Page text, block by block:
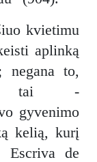
kvietimu
aplinką
negana to,
tai -
gyvenimo
kelią, kurį
Escriva de